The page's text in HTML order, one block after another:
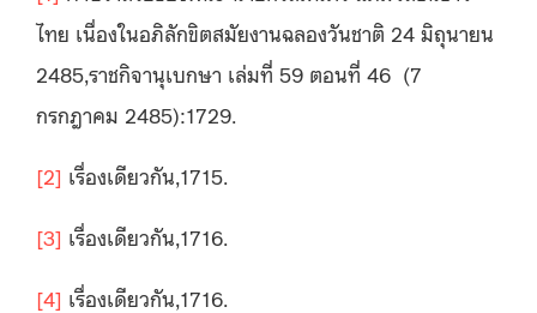
ไทย เนื่องในอภิลักขิตสมัยงานฉลองวันชาติ 24 มิถุนายน
2485,ราชกิจานุเบกษา เล่มที่ 59 ตอนที่ 46 (7
กรกฎาคม 2485):1729.
[2] เรื่องเดียวกัน,1715.
[3] เรื่องเดียวกัน,1716.
[4] เรื่องเดียวกัน,1716.